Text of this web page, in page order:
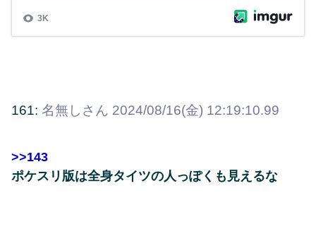
161: 名無しさん 2024/08/16(金) 12:19:10.99
>>143
ポケスリ版は全身タイツの人っぽくも見えるな